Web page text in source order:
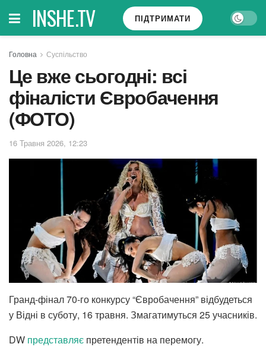
INSHE.TV ПІДТРИМАТИ
Головна Суспільство
Це вже сьогодні: всі
фіналісти Євробачення
(ФОТО)
16 Травня 2026, 12:23
Гранд-фінал 70-го конкурсу “Євробачення” відбудеться
у Відні в суботу, 16 травня. Змагатимуться 25 учасників.
DW представляє претендентів на перемогу.